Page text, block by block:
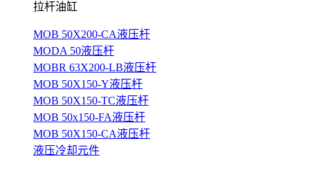
拉杆油缸
MOB 50X200-CA液压杆
MODA 50液压杆
MOBR 63X200-LB液压杆
MOB 50X150-Y液压杆
MOB 50X150-TC液压杆
MOB 50x150-FA液压杆
MOB 50X150-CA液压杆
液压冷却元件